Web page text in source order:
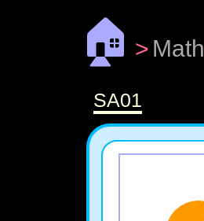
🏠 > Math
SA01